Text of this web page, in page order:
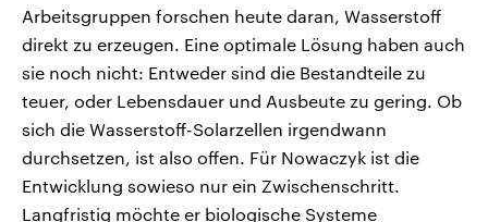
Arbeitsgruppen forschen heute daran, Wasserstoff
direkt zu erzeugen. Eine optimale Lösung haben auch
sie noch nicht: Entweder sind die Bestandteile zu
teuer, oder Lebensdauer und Ausbeute zu gering. Ob
sich die Wasserstoff-Solarzellen irgendwann
durchsetzen, ist also offen. Für Nowaczyk ist die
Entwicklung sowieso nur ein Zwischenschritt.
Langfristig möchte er biologische Systeme